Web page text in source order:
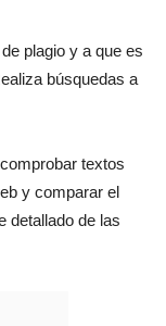
plagio y a que es
búsquedas a
textos
y comparar el
detallado de las